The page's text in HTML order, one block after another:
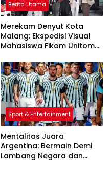
Berita Utama
Merekam Denyut Kota
Malang: Ekspedisi Visual
Mahasiswa Fikom Unitomo
Sport & Entertainment
Mentalitas Juara
Argentina: Bermain Demi
Lambang Negara dan